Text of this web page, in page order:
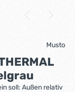
Musto
soll: Außen relativ